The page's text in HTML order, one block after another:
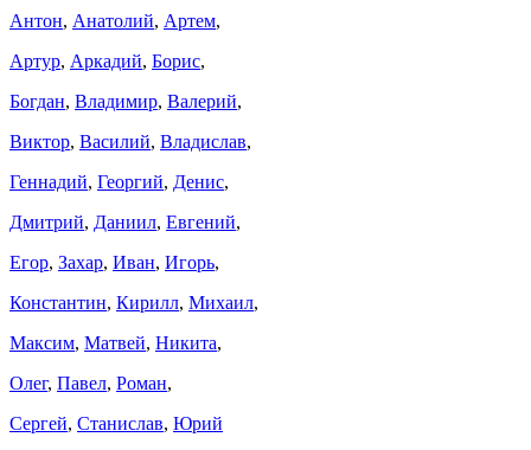
Антон, Анатолий, Артем,
Артур, Аркадий, Борис,
Богдан, Владимир, Валерий,
Виктор, Василий, Владислав,
Геннадий, Георгий, Денис,
Дмитрий, Даниил, Евгений,
Егор, Захар, Иван, Игорь,
Константин, Кирилл, Михаил,
Максим, Матвей, Никита,
Олег, Павел, Роман,
Сергей, Станислав, Юрий